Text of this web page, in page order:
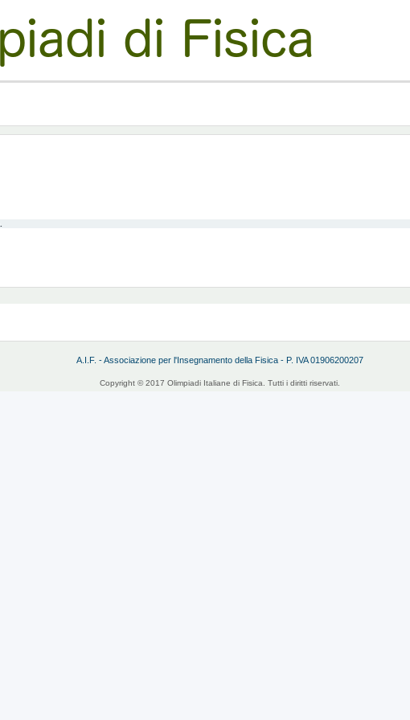
A.I.F. - Associazione per l'Insegnamento della Fisica - P. IVA 01906200207
Copyright © 2017 Olimpiadi Italiane di Fisica. Tutti i diritti riservati.